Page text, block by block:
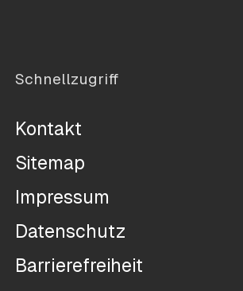
Schnellzugriff
Kontakt
Sitemap
Impressum
Datenschutz
Barrierefreiheit